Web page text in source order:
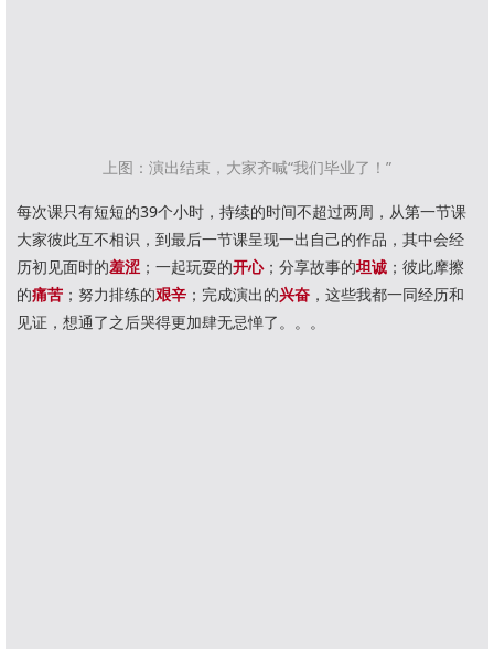
上图：演出结束，大家齐喊“我们毕业了 ！”
每次课只有短短的39个小时，持续的时间不超过两周，从第一节课
大家彼此互不相识，到最后一节课呈现一出自己的作品，其中会经
历初见面时的羞涩 ；一起玩耍的开心；分享故事的坦诚 ；彼此摩擦
的痛苦 ；努力排练的艰辛 ；完成演出的兴奋 ，这些我都一同经历和
见证，想通了之后哭得更加肆无忌惮了。。。